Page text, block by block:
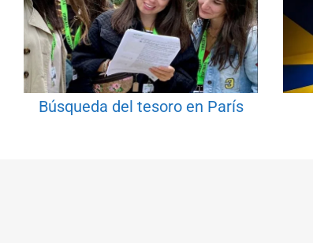
Búsqueda del tesoro en París